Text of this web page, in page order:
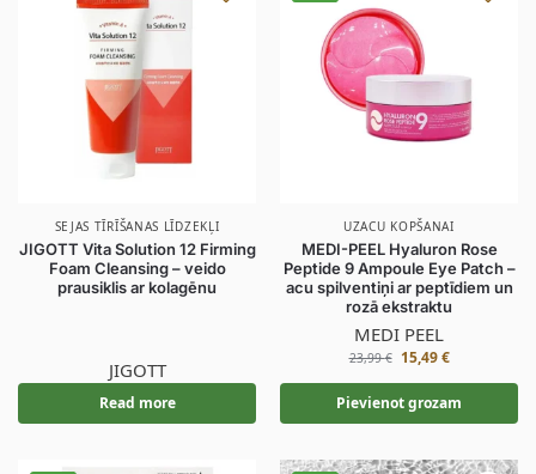
SEJAS TĪRĪŠANAS LĪDZEKĻI
JIGOTT Vita Solution 12 Firming
Foam Cleansing – veido
prausiklis ar kolagēnu
JIGOTT
Read more
UZACU KOPŠANAI
MEDI-PEEL Hyaluron Rose
Peptide 9 Ampoule Eye Patch –
acu spilventiņi ar peptīdiem un
rozā ekstraktu
MEDI PEEL
23,99€ 15,49€
Pievienot grozam